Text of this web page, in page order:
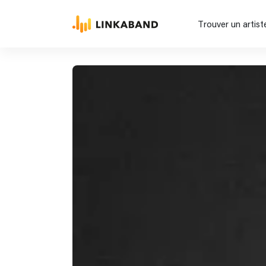
Trouver un